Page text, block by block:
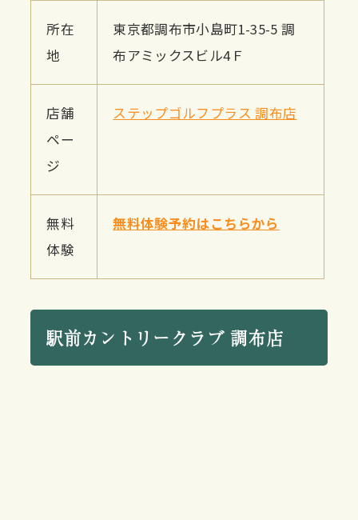
所在
地
東京都調布市小島町1-35-5 調
布アミックスビル4Ｆ
店舗
ペー
ジ
ステップゴルフプラス 調布店
無料
体験
無料体験予約はこちらから
駅前カントリークラブ 調布店